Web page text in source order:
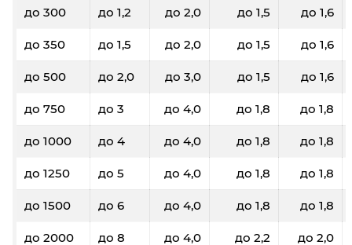
до 300 до 1,2 до 2,0 до 1,5 до 1,6
до 350 до 1,5 до 2,0 до 1,5 до 1,6
до 500 до 2,0 до 3,0 до 1,5 до 1,6
до 750 до 3 до 4,0 до 1,8 до 1,8
до 1000 до 4 до 4,0 до 1,8 до 1,8
до 1250 до 5 до 4,0 до 1,8 до 1,8
до 1500 до 6 до 4,0 до 1,8 до 1,8
до 2000 до 8 до 4,0 до 2,2 до 2,0